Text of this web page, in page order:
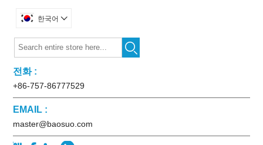
한국어 

전화 :
+86-757-86777529
EMAIL :
master@baosuo.com